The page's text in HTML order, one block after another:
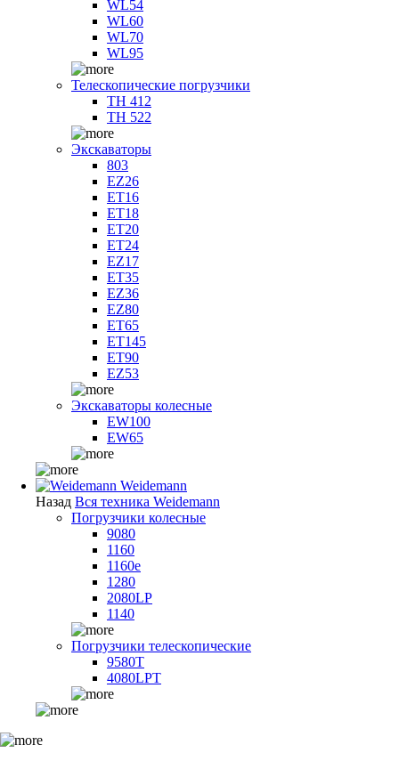
WL54
WL60
WL70
WL95
Телескопические погрузчики
TH 412
TH 522
Экскаваторы
803
EZ26
ET16
ET18
ET20
ET24
EZ17
ET35
EZ36
EZ80
ET65
ET145
ET90
EZ53
Экскаваторы колесные
EW100
EW65
Weidemann
Назад Вся техника Weidemann
Погрузчики колесные
9080
1160
1160e
1280
2080LP
1140
Погрузчики телескопические
9580T
4080LPT